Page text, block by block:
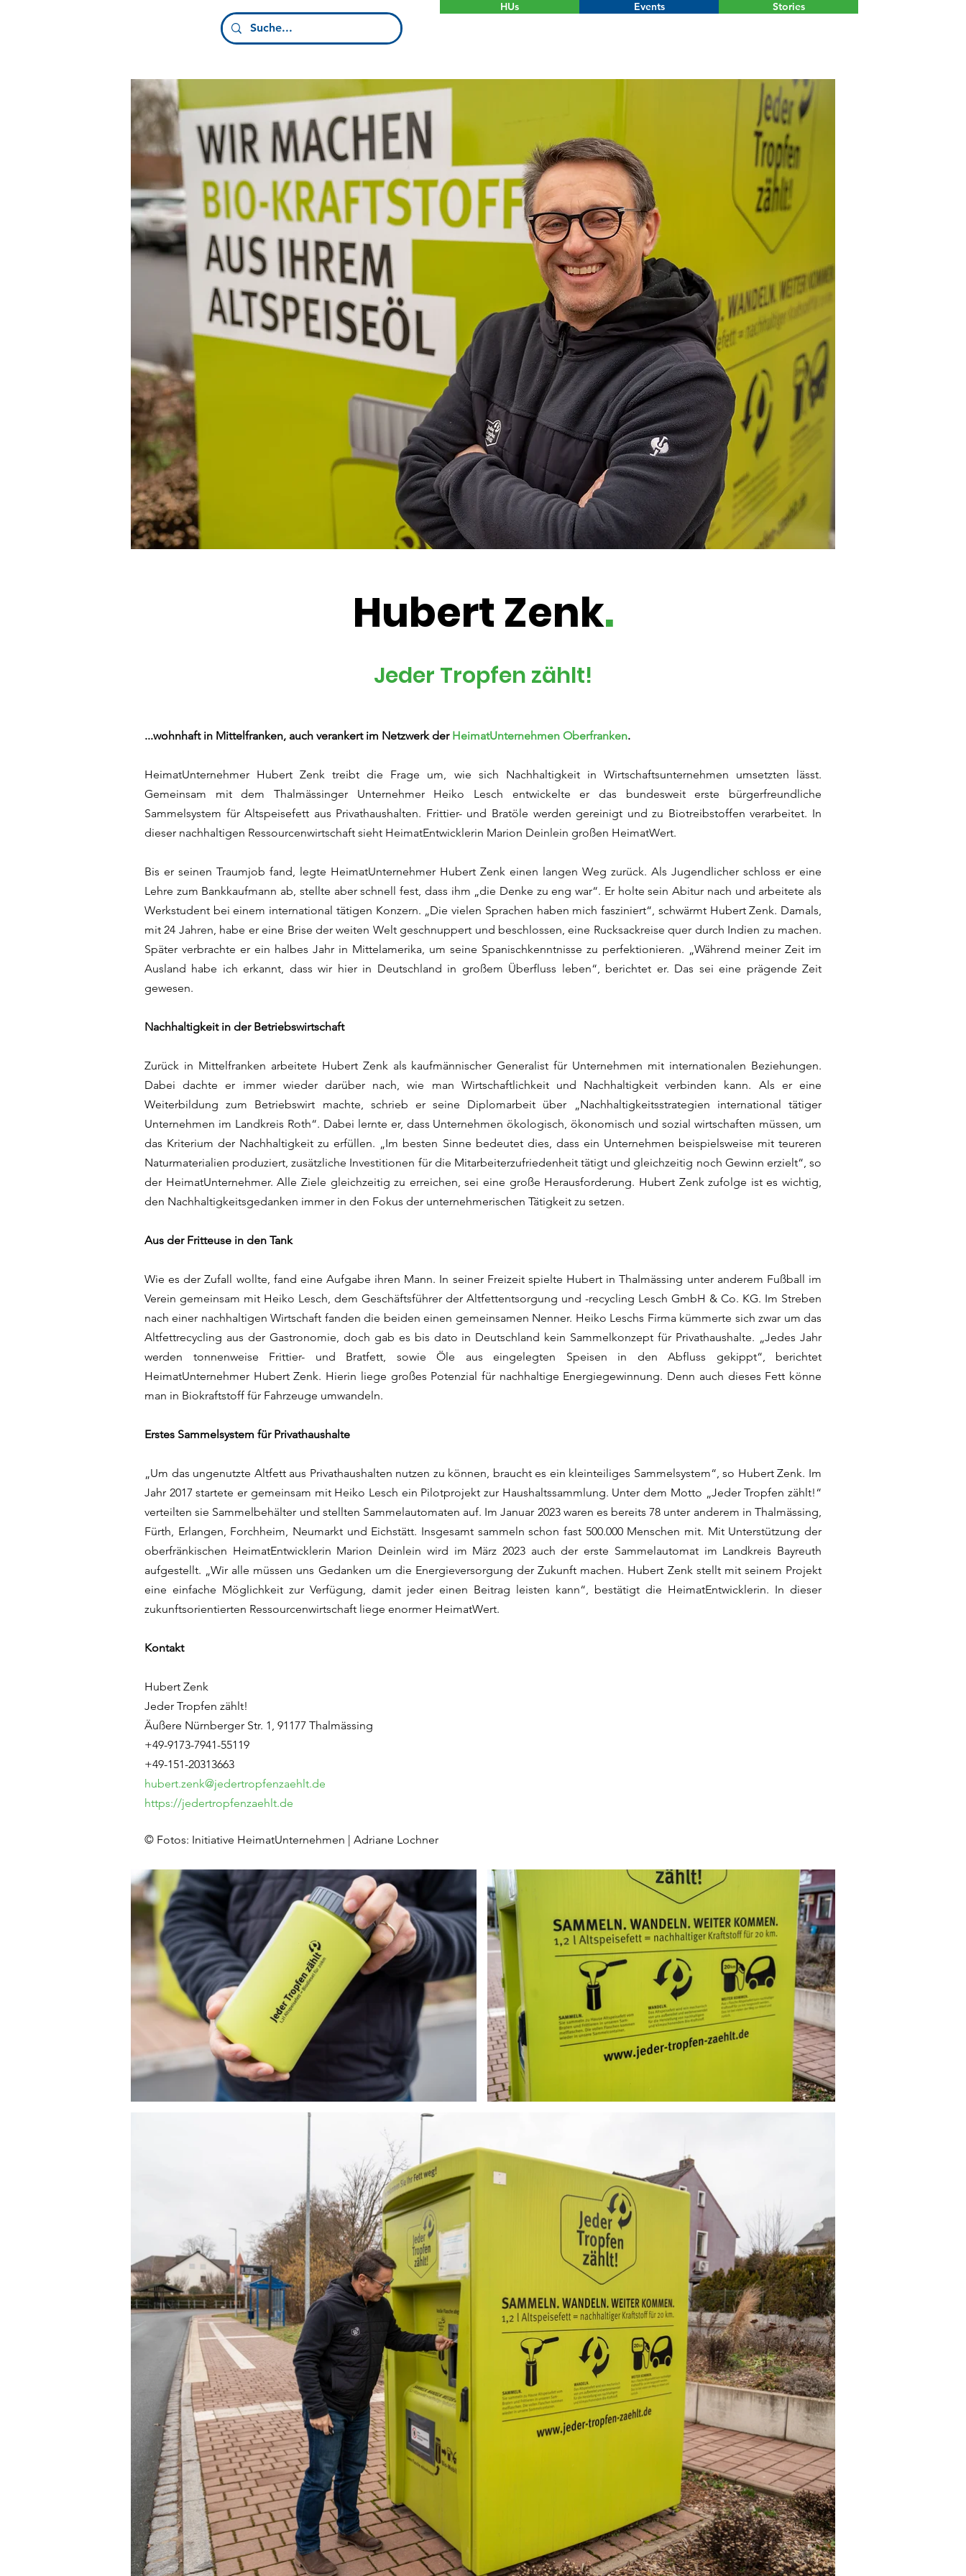
HUs Events Stories
Hubert Zenk.
Jeder Tropfen zählt!
...wohnhaft in Mittelfranken, auch verankert im Netzwerk der HeimatUnternehmen Oberfranken.
HeimatUnternehmer Hubert Zenk treibt die Frage um, wie sich Nachhaltigkeit in Wirtschaftsunternehmen umsetzten lässt.
Gemeinsam mit dem Thalmässinger Unternehmer Heiko Lesch entwickelte er das bundesweit erste bürgerfreundliche
Sammelsystem für Altspeisefett aus Privathaushalten. Frittier- und Bratöle werden gereinigt und zu Biotreibstoffen verarbeitet. In
dieser nachhaltigen Ressourcenwirtschaft sieht HeimatEntwicklerin Marion Deinlein großen HeimatWert.
Bis er seinen Traumjob fand, legte HeimatUnternehmer Hubert Zenk einen langen Weg zurück. Als Jugendlicher schloss er eine
Lehre zum Bankkaufmann ab, stellte aber schnell fest, dass ihm „die Denke zu eng war“. Er holte sein Abitur nach und arbeitete als
Werkstudent bei einem international tätigen Konzern. „Die vielen Sprachen haben mich fasziniert“, schwärmt Hubert Zenk. Damals,
mit 24 Jahren, habe er eine Brise der weiten Welt geschnuppert und beschlossen, eine Rucksackreise quer durch Indien zu machen.
Später verbrachte er ein halbes Jahr in Mittelamerika, um seine Spanischkenntnisse zu perfektionieren. „Während meiner Zeit im
Ausland habe ich erkannt, dass wir hier in Deutschland in großem Überfluss leben“, berichtet er. Das sei eine prägende Zeit
gewesen.
Nachhaltigkeit in der Betriebswirtschaft
Zurück in Mittelfranken arbeitete Hubert Zenk als kaufmännischer Generalist für Unternehmen mit internationalen Beziehungen.
Dabei dachte er immer wieder darüber nach, wie man Wirtschaftlichkeit und Nachhaltigkeit verbinden kann. Als er eine
Weiterbildung zum Betriebswirt machte, schrieb er seine Diplomarbeit über „Nachhaltigkeitsstrategien international tätiger
Unternehmen im Landkreis Roth“. Dabei lernte er, dass Unternehmen ökologisch, ökonomisch und sozial wirtschaften müssen, um
das Kriterium der Nachhaltigkeit zu erfüllen. „Im besten Sinne bedeutet dies, dass ein Unternehmen beispielsweise mit teureren
Naturmaterialien produziert, zusätzliche Investitionen für die Mitarbeiterzufriedenheit tätigt und gleichzeitig noch Gewinn erzielt“, so
der HeimatUnternehmer. Alle Ziele gleichzeitig zu erreichen, sei eine große Herausforderung. Hubert Zenk zufolge ist es wichtig,
den Nachhaltigkeitsgedanken immer in den Fokus der unternehmerischen Tätigkeit zu setzen.
Aus der Fritteuse in den Tank
Wie es der Zufall wollte, fand eine Aufgabe ihren Mann. In seiner Freizeit spielte Hubert in Thalmässing unter anderem Fußball im
Verein gemeinsam mit Heiko Lesch, dem Geschäftsführer der Altfettentsorgung und -recycling Lesch GmbH & Co. KG. Im Streben
nach einer nachhaltigen Wirtschaft fanden die beiden einen gemeinsamen Nenner. Heiko Leschs Firma kümmerte sich zwar um das
Altfettrecycling aus der Gastronomie, doch gab es bis dato in Deutschland kein Sammelkonzept für Privathaushalte. „Jedes Jahr
werden tonnenweise Frittier- und Bratfett, sowie Öle aus eingelegten Speisen in den Abfluss gekippt“, berichtet
HeimatUnternehmer Hubert Zenk. Hierin liege großes Potenzial für nachhaltige Energiegewinnung. Denn auch dieses Fett könne
man in Biokraftstoff für Fahrzeuge umwandeln.
Erstes Sammelsystem für Privathaushalte
„Um das ungenutzte Altfett aus Privathaushalten nutzen zu können, braucht es ein kleinteiliges Sammelsystem“, so Hubert Zenk. Im
Jahr 2017 startete er gemeinsam mit Heiko Lesch ein Pilotprojekt zur Haushaltssammlung. Unter dem Motto „Jeder Tropfen zählt!“
verteilten sie Sammelbehälter und stellten Sammelautomaten auf. Im Januar 2023 waren es bereits 78 unter anderem in Thalmässing,
Fürth, Erlangen, Forchheim, Neumarkt und Eichstätt. Insgesamt sammeln schon fast 500.000 Menschen mit. Mit Unterstützung der
oberfränkischen HeimatEntwicklerin Marion Deinlein wird im März 2023 auch der erste Sammelautomat im Landkreis Bayreuth
aufgestellt. „Wir alle müssen uns Gedanken um die Energieversorgung der Zukunft machen. Hubert Zenk stellt mit seinem Projekt
eine einfache Möglichkeit zur Verfügung, damit jeder einen Beitrag leisten kann“, bestätigt die HeimatEntwicklerin. In dieser
zukunftsorientierten Ressourcenwirtschaft liege enormer HeimatWert.
Kontakt
Hubert​ Zenk
Jeder Tropfen zählt!
Äußere Nürnberger Str. 1, 91177 Thalmässing
+49-9173-7941-55119
+49-151-20313663
hubert.zenk@jedertropfenzaehlt.de
https://jedertropfenzaehlt.de
© Fotos: Initiative HeimatUnternehmen | Adriane Lochner